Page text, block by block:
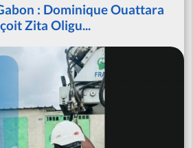
: Dominique Ouattara
Zita Oligu...